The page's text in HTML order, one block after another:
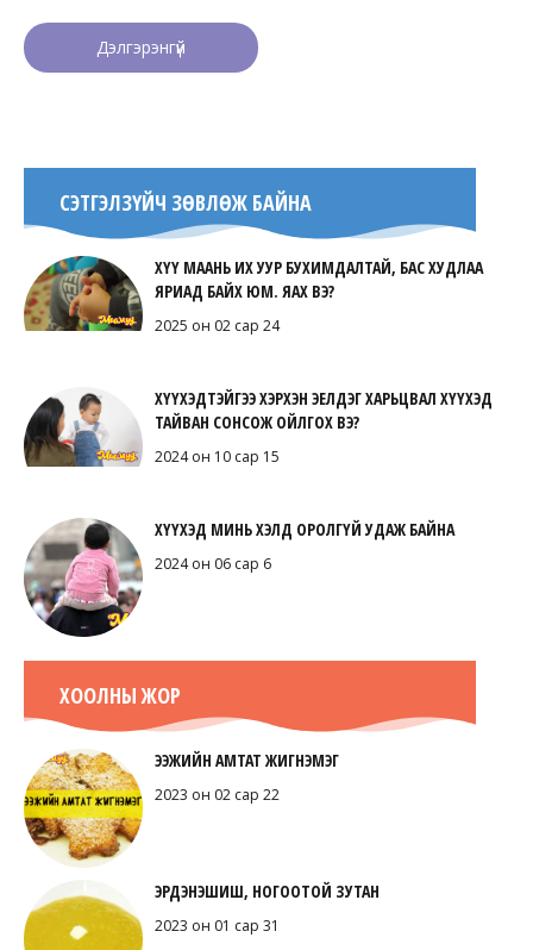
Дэлгэрэнгүй
СЭТГЭЛЗҮЙЧ ЗӨВЛӨЖ БАЙНА
ХҮҮ МААНЬ ИХ УУР БУХИМДАЛТАЙ, БАС ХУДЛАА
ЯРИАД БАЙХ ЮМ. ЯАХ ВЭ?
2025 он 02 сар 24
ХҮҮХЭДТЭЙГЭЭ ХЭРХЭН ЭЕЛДЭГ ХАРЬЦВАЛ ХҮҮХЭД
ТАЙВАН СОНСОЖ ОЙЛГОХ ВЭ?
2024 он 10 сар 15
ХҮҮХЭД МИНЬ ХЭЛД ОРОЛГҮЙ УДАЖ БАЙНА
2024 он 06 сар 6
ХООЛНЫ ЖОР
ЭЭЖИЙН АМТАТ ЖИГНЭМЭГ
2023 он 02 сар 22
ЭРДЭНЭШИШ, НОГООТОЙ ЗУТАН
2023 он 01 сар 31